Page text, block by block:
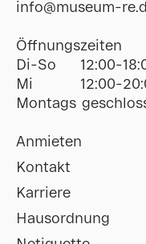
ofni@museum-re
Öffnungszeiten
Di-So
12:00-
Mi
12:00-
Montags
Anmieten
Kontakt
Karriere
Hausordnung